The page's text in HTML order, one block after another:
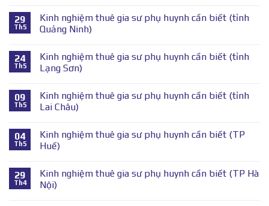
29
Th5
Kinh nghiệm thuê gia sư phụ huynh cần biết (tỉnh
Quảng Ninh)
24
Th5
Kinh nghiệm thuê gia sư phụ huynh cần biết (tỉnh
Lạng Sơn)
09
Th5
Kinh nghiệm thuê gia sư phụ huynh cần biết (tỉnh
Lai Châu)
04
Th5
Kinh nghiệm thuê gia sư phụ huynh cần biết (TP
Huế)
29
Th4
Kinh nghiệm thuê gia sư phụ huynh cần biết (TP Hà
Nội)